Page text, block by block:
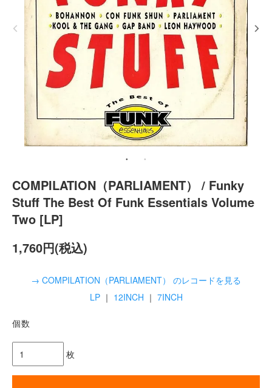
COMPILATION（PARLIAMENT） / Funky
Stuff The Best Of Funk Essentials Volume
Two [LP]
1,760円(税込)
→ COMPILATION（PARLIAMENT） のレコードを見る
LP｜ 12INCH ｜ 7INCH
個数
枚